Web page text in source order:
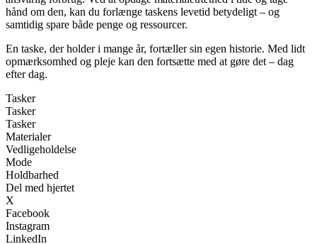
hånd om den, kan du forlænge taskens levetid betydeligt – og
samtidig spare både penge og ressourcer.
En taske, der holder i mange år, fortæller sin egen historie. Med lidt
opmærksomhed og pleje kan den fortsætte med at gøre det – dag
efter dag.
Tasker
Tasker
Tasker
Materialer
Vedligeholdelse
Mode
Holdbarhed
Del med hjertet
X
Facebook
Instagram
LinkedIn